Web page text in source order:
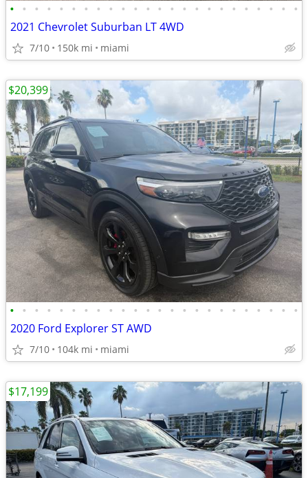
• • • • • • • • • • • • • • • • • • • • • • • •
2021 Chevrolet Suburban LT 4WD
7/10 150k mi miami
• • • • • • • • • • • • • • • • • • • • • • • •
2020 Ford Explorer ST AWD
7/10 104k mi miami
$20,399
$17,199